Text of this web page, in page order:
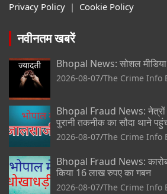
Privacy Policy | Cookie Policy
नवीनतम खबरें
Bhopal News: सोशल
2026-08-07 The Crime Info
Bhopal Fraud News: नेत्रों
पुरानी तकनीक का सौदा थाने
2026-08-07 The Crime Info
Bhopal Fraud News:
किया 16 लाख रुपए का गबन
2026-08-07 The Crime Info